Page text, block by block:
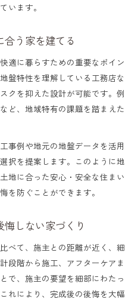
います。
う家を建てる
適に暮らすための重要なポイン
盤特性を理解している工務店な
クを抑えた設計が可能です。例
ど、地域特有の課題を踏まえた
事例や地元の地盤データを活用
択を提案します。このように地
地に合った安心・安全な住まい
を防ぐことができます。
しない家づくり
べて、施主との距離が近く、細
段階から施工、アフターケアま
で、施主の要望を細部にわたっ
れにより、完成後の後悔を大幅